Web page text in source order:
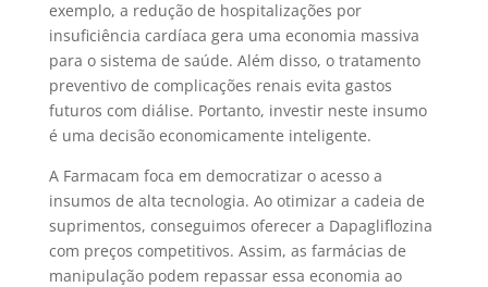
exemplo, a redução de hospitalizações por
insuficiência cardíaca gera uma economia massiva
para o sistema de saúde. Além disso, o tratamento
preventivo de complicações renais evita gastos
futuros com diálise. Portanto, investir neste insumo
é uma decisão economicamente inteligente.
A Farmacam foca em democratizar o acesso a
insumos de alta tecnologia. Ao otimizar a cadeia de
suprimentos, conseguimos oferecer a Dapagliflozina
com preços competitivos. Assim, as farmácias de
manipulação podem repassar essa economia ao